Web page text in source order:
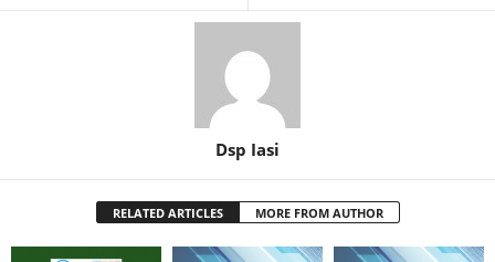
Dsp Iasi
RELATED ARTICLES MORE FROM AUTHOR